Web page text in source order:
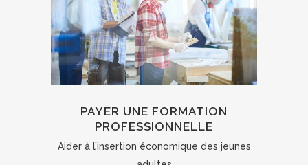
PAYER UNE FORMATION
PROFESSIONNELLE
Aider à l’insertion économique des jeunes